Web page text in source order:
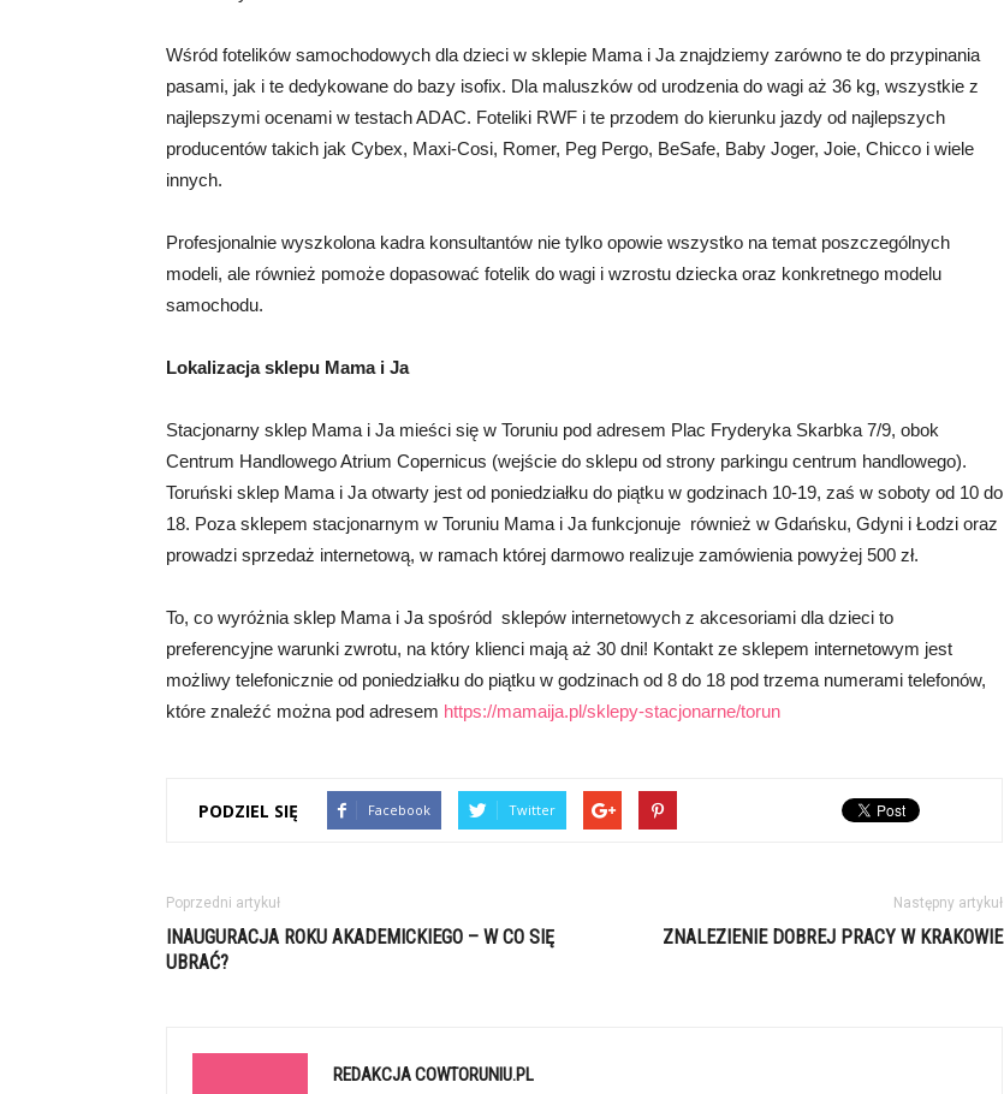
Wśród fotelików samochodowych dla dzieci w sklepie Mama i Ja znajdziemy zarówno te do przypinania
pasami, jak i te dedykowane do bazy isofix. Dla maluszków od urodzenia do wagi aż 36 kg, wszystkie z
najlepszymi ocenami w testach ADAC. Foteliki RWF i te przodem do kierunku jazdy od najlepszych
producentów takich jak Cybex, Maxi-Cosi, Romer, Peg Pergo, BeSafe, Baby Joger, Joie, Chicco i wiele
innych.
Profesjonalnie wyszkolona kadra konsultantów nie tylko opowie wszystko na temat poszczególnych
modeli, ale również pomoże dopasować fotelik do wagi i wzrostu dziecka oraz konkretnego modelu
samochodu.
Lokalizacja sklepu Mama i Ja
Stacjonarny sklep Mama i Ja mieści się w Toruniu pod adresem Plac Fryderyka Skarbka 7/9, obok
Centrum Handlowego Atrium Copernicus (wejście do sklepu od strony parkingu centrum handlowego).
Toruński sklep Mama i Ja otwarty jest od poniedziałku do piątku w godzinach 10-19, zaś w soboty od 10 do
18. Poza sklepem stacjonarnym w Toruniu Mama i Ja funkcjonuje również w Gdańsku, Gdyni i Łodzi oraz
prowadzi sprzedaż internetową, w ramach której darmowo realizuje zamówienia powyżej 500 zł.
To, co wyróżnia sklep Mama i Ja spośród sklepów internetowych z akcesoriami dla dzieci to
preferencyjne warunki zwrotu, na który klienci mają aż 30 dni! Kontakt ze sklepem internetowym jest
możliwy telefonicznie od poniedziałku do piątku w godzinach od 8 do 18 pod trzema numerami telefonów,
które znaleźć można pod adresem https://mamaija.pl/sklepy-stacjonarne/torun
PODZIEL SIĘ Facebook Twitter
Poprzedni artykuł
INAUGURACJA ROKU AKADEMICKIEGO – W CO SIĘ
UBRAĆ?
Następny artykuł
ZNALEZIENIE DOBREJ PRACY W KRAKOWIE
REDAKCJA COWTORUNIU.PL